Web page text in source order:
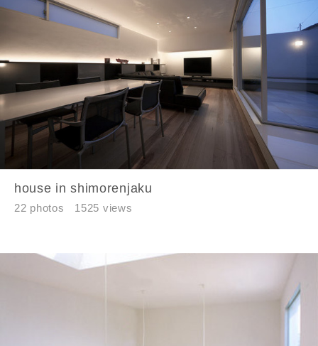
house in shimorenjaku
22 photos 1525 views
番地、建物名
できない場合があります。あらかじめご了承ください。